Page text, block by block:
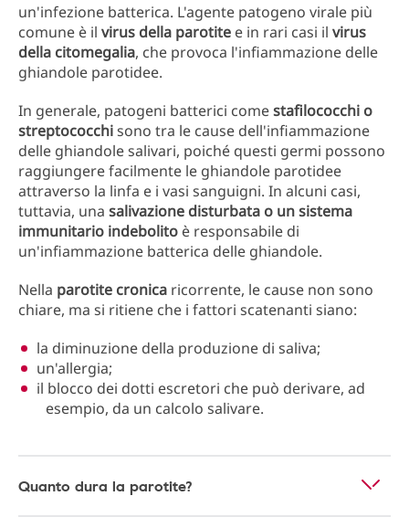
un'infezione batterica. L'agente patogeno virale più
comune è il virus della parotite e in rari casi il virus
della citomegalia, che provoca l'infiammazione delle
ghiandole parotidee.
In generale, patogeni batterici comestafilococchi o
streptococchisono tra le cause dell'infiammazione
delle ghiandole salivari, poiché questi germi possono
raggiungere facilmente le ghiandole parotidee
attraverso la linfa e i vasi sanguigni. In alcuni casi,
tuttavia, una salivazione disturbata o un sistema
immunitario indebolito è responsabile di
un'infiammazione batterica delle ghiandole.
Nella parotite cronica ricorrente, le cause non sono
chiare, ma si ritiene che i fattori scatenanti siano:
la diminuzione della produzione di saliva;
un'allergia;
il blocco dei dotti escretori che può derivare, ad
esempio, da un calcolo salivare.
Quanto dura la parotite?